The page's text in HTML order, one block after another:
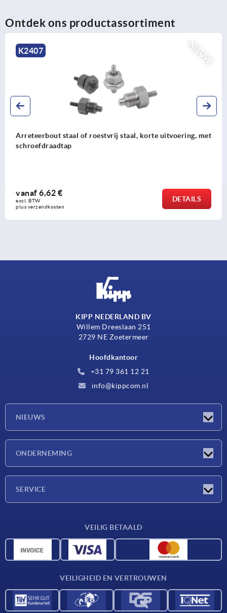
Ontdek ons productassortiment
of roestvrij staal, korte uitvoering, met
K0342
Arreteerbout
4,64 €
excl. BTW
plus verzendkosten
KIPP NEDERLAND BV
Willem Dreeslaan 251
2729 NE Zoetermeer
Hoofdkantoor
+31 79 361 12 21
info@kippcom.nl
NIEUWS
ONDERNEMING
SERVICE
CAD-gegevens
VEILIG BETAALD
VEILIGHEID EN VERTROUWEN